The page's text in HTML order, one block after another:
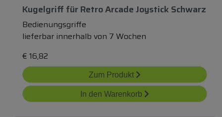
Kugelgriff fürRetro Arcade Joystick Schwarz
Bedienungsgriffe
lieferbar innerhalb von 7 Wochen
€ 16,82
Zum Produkt
In den Warenkorb